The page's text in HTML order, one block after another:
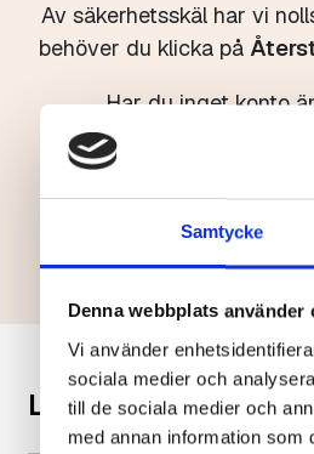
Samtycke
Denna webbplats använder
Vi använder
sociala medier och
till de sociala medier och
med annan information som
Av säkerhetsskäl har vi
behöver du klicka på
Har du inget konto
Logga in